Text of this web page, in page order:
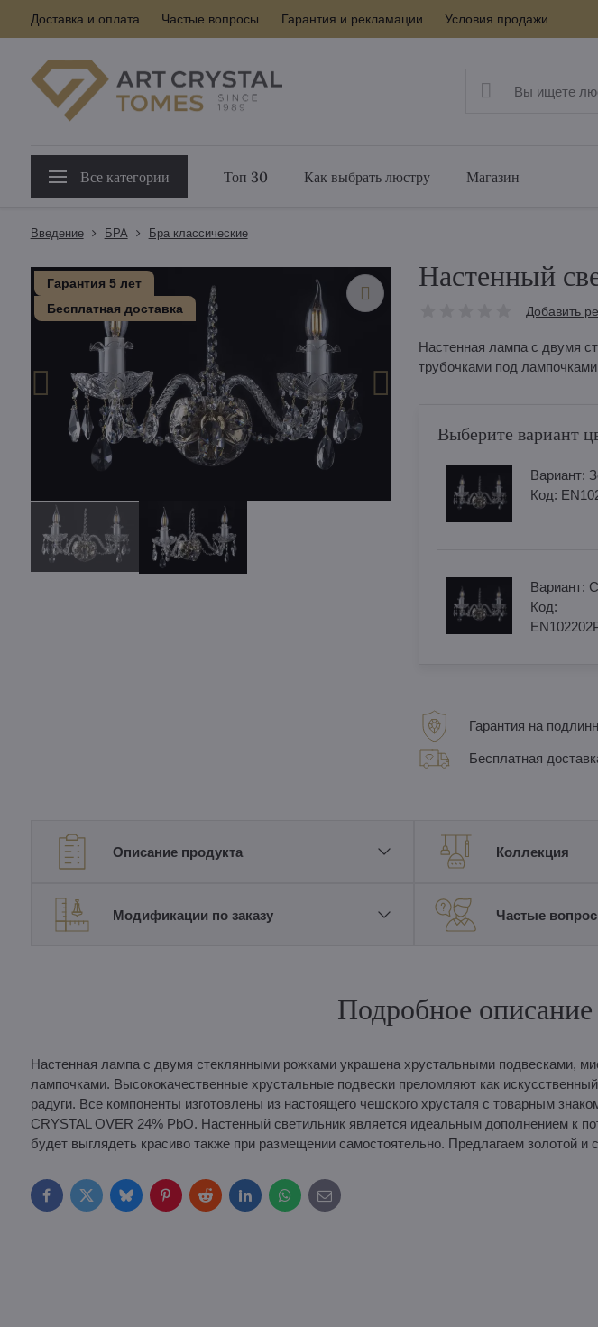
Доставка и оплата Частые вопросы Гарантия и рекламации Условия продажи
Все категории Топ 30 Как выбрать люстру Магазин
Введение БPA Бра классические
Гарантия 5 лет
Бесплатная доставка
Настенный
Добавить
Настенная лампа с двумя
трубочками под
Выберите вариант
Вариант:
Код:
Вариант:
Код:
Гарантия на
Бесплатная
Описание продукта Коллекция
Модификации по заказу Частые
Подробное
Настенная лампа с двумя стеклянными рожками украшена хрустальными подвесками,
лампочками. Высококачественные хрустальные подвески преломляют как
радуги. Все компоненты изготовлены из настоящего чешского хрусталя с товарным
CRYSTAL OVER 24% PbO. Настенный светильник является идеальным дополнением к
будет выглядеть красиво также при размещении самостоятельно. Предлагаем золотой и
FacebookTwitterBlueskyPinterestRedditLinkedInWhatsApp
E-
mail